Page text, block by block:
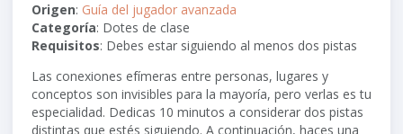
Origen: Guía del jugador avanzada
Categoría: Dotes de clase
Requisitos: Debes estar siguiendo al menos dos pistas
Las conexiones efímeras entre personas, lugares y
conceptos son invisibles para la mayoría, pero verlas es tu
especialidad. Dedicas 10 minutos a considerar dos pistas
distintas que estés siguiendo. A continuación, haces una